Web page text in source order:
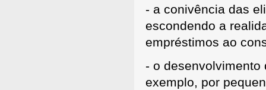
- a conivência das
escondendo a
empréstimos ao
- o desenvolvimento
exemplo, por